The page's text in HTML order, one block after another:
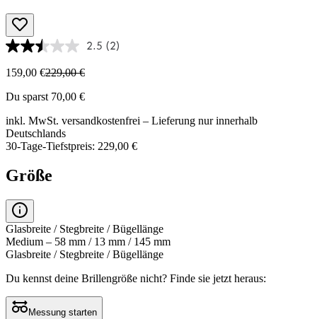
2.5 (2)
159,00 €229,00 €
Du sparst 70,00 €
inkl. MwSt. versandkostenfrei – Lieferung nur innerhalb
Deutschlands
30-Tage-Tiefstpreis: 229,00 €
Größe
Glasbreite / Stegbreite / Bügellänge
Medium – 58 mm / 13 mm / 145 mm
Glasbreite / Stegbreite / Bügellänge
Du kennst deine Brillengröße nicht? Finde sie jetzt heraus:
Messung starten